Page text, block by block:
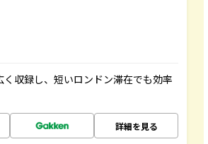
収録し、短いロンドン滞在でも効率
詳細を見る